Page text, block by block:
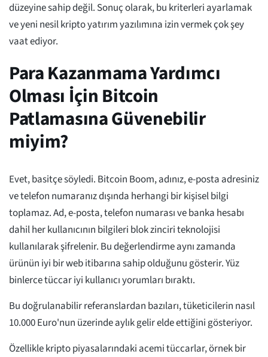
düzeyine sahip değil. Sonuç olarak, bu kriterleri ayarlamak
ve yeni nesil kripto yatırım yazılımına izin vermek çok şey
vaat ediyor.
Para Kazanmama Yardımcı
Olması İçin Bitcoin
Patlamasına Güvenebilir
miyim?
Evet, basitçe söyledi. Bitcoin Boom, adınız, e-posta adresiniz
ve telefon numaranız dışında herhangi bir kişisel bilgi
toplamaz. Ad, e-posta, telefon numarası ve banka hesabı
dahil her kullanıcının bilgileri blok zinciri teknolojisi
kullanılarak şifrelenir. Bu değerlendirme aynı zamanda
ürünün iyi bir web itibarına sahip olduğunu gösterir. Yüz
binlerce tüccar iyi kullanıcı yorumları bıraktı.
Bu doğrulanabilir referanslardan bazıları, tüketicilerin nasıl
10.000 Euro'nun üzerinde aylık gelir elde ettiğini gösteriyor.
Özellikle kripto piyasalarındaki acemi tüccarlar, örnek bir